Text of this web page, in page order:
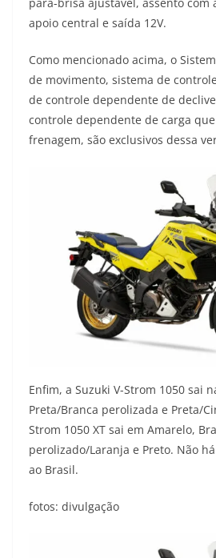
apoio central e saída 12V.
Como mencionado acima, o
de movimento, sistema de
de controle dependente de
controle dependente de carga
frenagem, são exclusivos dessa
Enfim, a Suzuki V-Strom 1050 sai
Preta/Branca perolizada e Preta/
Strom 1050 XT sai em Amarelo,
perolizado/Laranja e Preto. Não
ao Brasil.
fotos: divulgação